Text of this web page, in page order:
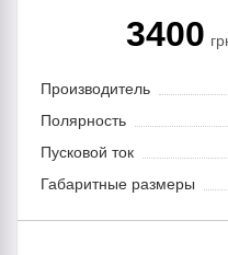
3400
Производитель
Полярность
Пусковой ток
Габаритные размеры